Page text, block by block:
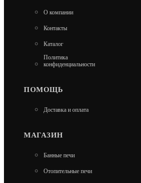
28 970О компании
Контакты
Каталог
Политика
конфиденциальности
ПОМОЩЬ
Доставка и оплата
МАГАЗИН
Банные печи
Отопительные печи